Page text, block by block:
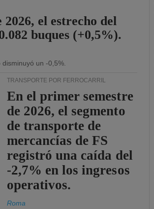
el estrecho del
buques (+0,5%).
un -0,5%.
TRANSPORTE POR FERROCARRIL
En el primer semestre
de 2026, el segmento
de transporte de
mercancías de FS
registró una caída del
-2,7% en los ingresos
operativos.
Roma